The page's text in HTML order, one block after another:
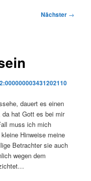
Nächster →
dauert es einen
hat Gott es bei mir
muss ich mich
Hinweise meine
Betrachter sie auch
wegen dem